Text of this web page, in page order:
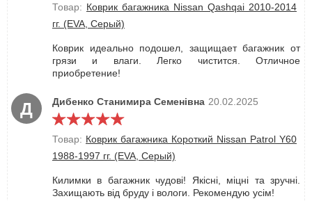
Товар: Коврик багажника Nissan Qashqai 2010-2014
гг. (EVA, Серый)
Коврик идеально подошел, защищает багажник от
грязи и влаги. Легко чистится. Отличное
приобретение!
Д Дибенко Станимира Семенівна 20.02.2025
Товар: Коврик багажника Короткий Nissan Patrol Y60
1988-1997 гг. (EVA, Серый)
Килимки в багажник чудові! Якісні, міцні та зручні.
Захищають від бруду і вологи. Рекомендую усім!